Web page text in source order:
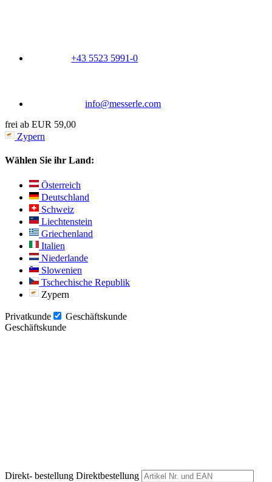
+43 5523 5991-0
info@messerle.com
frei ab EUR 59,00
Zypern
Wählen Sie ihr Land:
Österreich
Deutschland
Schweiz
Liechtenstein
Griechenland
Italien
Niederlande
Slowenien
Tschechische Republik
Zypern
Privatkunde
Geschäftskunde
Geschäftskunde
Direkt- bestellung Direktbestellung